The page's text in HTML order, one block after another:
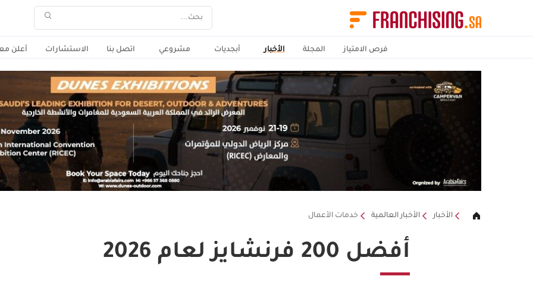
فرص الامتياز المجلة الأخبار أبجديات مشروعي اتصل بنا الاستشارات أعلن
الأخبار الأخبار العالمية خدمات الأعمال
أفضل 200 فرنشايز لعام 2026